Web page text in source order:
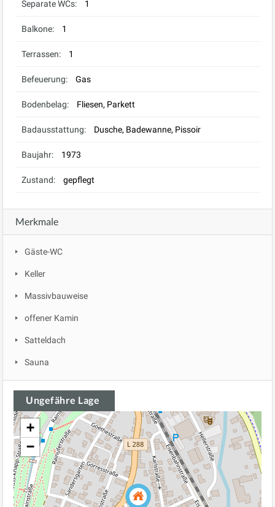
Separate WCs: 1
Balkone: 1
Terrassen: 1
Befeuerung: Gas
Bodenbelag: Fliesen, Parkett
Badausstattung: Dusche, Badewanne, Pissoir
Baujahr: 1973
Zustand: gepflegt
Merkmale
Gäste-WC
Keller
Massivbauweise
offener Kamin
Satteldach
Sauna
Ungefähre Lage
+
−